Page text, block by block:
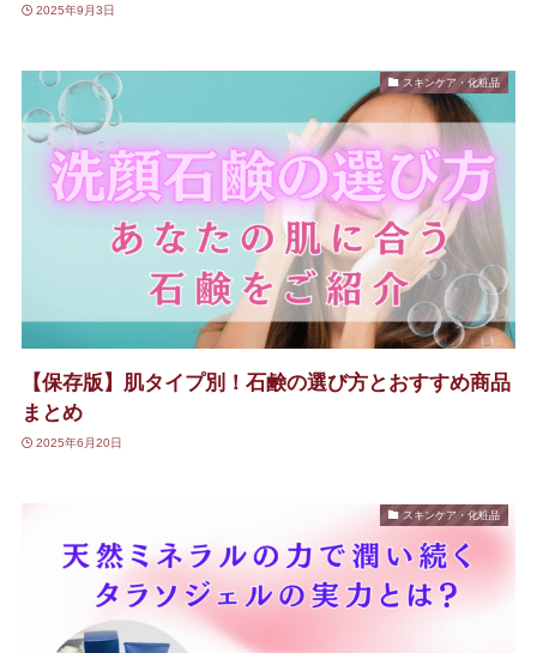
2025年9月3日
スキンケア・化粧品
【保存版】肌タイプ別！石鹸の選び方とおすすめ商品
まとめ
2025年6月20日
スキンケア・化粧品